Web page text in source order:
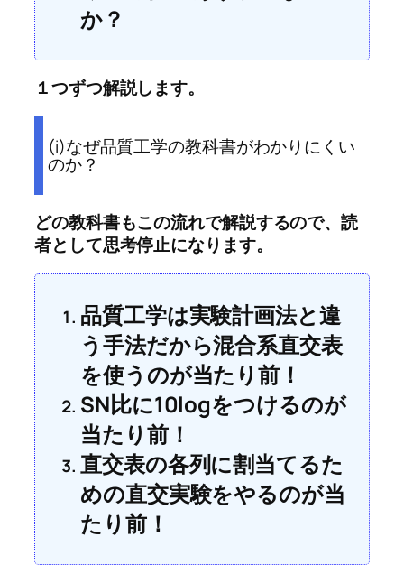
か？
１つずつ解説します。
(i)なぜ品質工学の教科書がわかりにくい
のか？
どの教科書もこの流れで解説するので、読
者として思考停止になります。
品質工学は実験計画法と違
う手法だから混合系直交表
を使うのが当たり前！
SN比に10logをつけるのが
当たり前！
直交表の各列に割当てるた
めの直交実験をやるのが当
たり前！